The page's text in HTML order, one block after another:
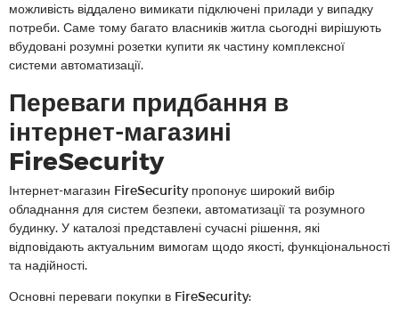
можливість віддалено вимикати підключені прилади у випадку
потреби. Саме тому багато власників житла сьогодні вирішують
вбудовані розумні розетки купити як частину комплексної
системи автоматизації.
Переваги придбання в
інтернет-магазині
FireSecurity
Інтернет-магазин FireSecurity пропонує широкий вибір
обладнання для систем безпеки, автоматизації та розумного
будинку. У каталозі представлені сучасні рішення, які
відповідають актуальним вимогам щодо якості, функціональності
та надійності.
Основні переваги покупки в FireSecurity: